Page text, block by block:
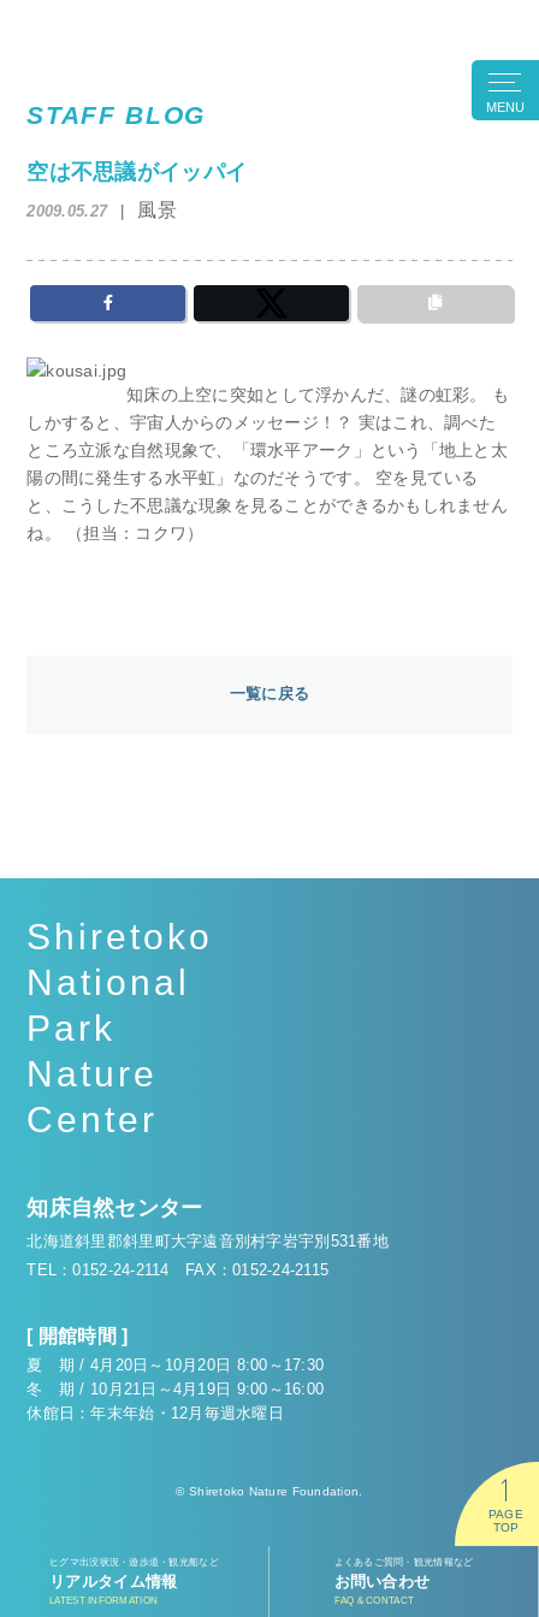
STAFF BLOG
空は不思議がイッパイ
2009.05.27 風景
知床の上空に突如として浮かんだ、謎の虹彩。 も
しかすると、宇宙人からのメッセージ！？ 実はこれ、調べた
ところ立派な自然現象で、「環水平アーク」という「地上と太
陽の間に発生する水平虹」なのだそうです。 空を見ている
と、こうした不思議な現象を見ることができるかもしれません
ね。 （担当：コクワ）
一覧に戻る
Shiretoko
National
Park
Nature
Center
知床自然センター
北海道斜里郡斜里町大字遠音別村字岩宇別531番地
TEL：0152-24-2114 FAX：0152-24-2115
[ 開館時間 ]
夏 期 / 4月20日～10月20日 8:00～17:30
冬 期 / 10月21日～4月19日 9:00～16:00
休館日：年末年始・12月毎週水曜日
© Shiretoko Nature Foundation.
MENU
ヒグマ出没状況・遊歩道・観光船など
リアルタイム情報
LATEST INFORMATION
よくあるご質問・観光情報など
お問い合わせ
FAQ & CONTACT
PAGE
TOP